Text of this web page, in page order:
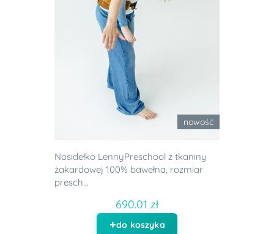
nowość
Nosidełko LennyPreschool z tkaniny
żakardowej 100% bawełna, rozmiar
presch...
690.01 zł
do koszyka